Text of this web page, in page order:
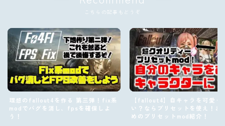
こちらの記事もどうぞ
理想のfallout4を作る 第三弾！fix系
modでバグを消し、fpsを確保しよ
う！
【fallout4】自キャラを可愛く
い？ならプリセットを使え！お
めのプリセットmod紹介！